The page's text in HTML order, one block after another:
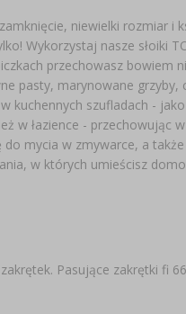
niewielki rozmiar i
Wykorzystaj nasze słoiki
przechowasz
pasty, marynowane grzyby,
kuchennych szufladach -
w łazience - przechowując
do mycia w zmywarce, a
w których umieścisz
Pasujące zakrętki fi